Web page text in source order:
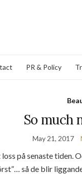
PR & Policy
So much
May 21, 2017
på senaste tiden.
så de blir